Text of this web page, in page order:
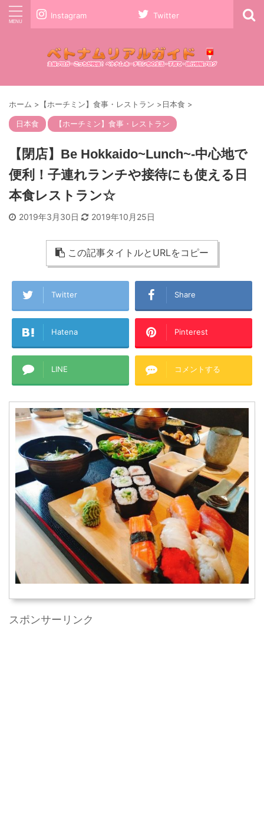
Instagram Twitter
ホーム > 【ホーチミン】食事・レストラン >日本食 >
日本食 【ホーチミン】食事・レストラン
【閉店】Be Hokkaido~Lunch~-中心地で
便利！子連れランチや接待にも使える日
本食レストラン☆
2019年3月30日 2019年10月25日
この記事タイトルとURLをコピー
Twitter Share
Hatena Pinterest
LINE コメントする
スポンサーリンク